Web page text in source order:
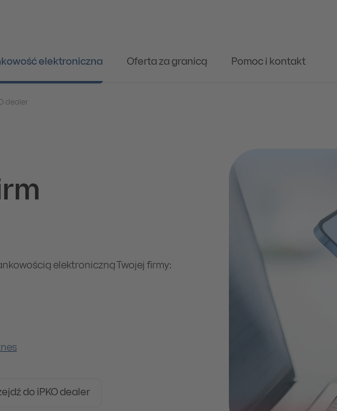
elektroniczna Oferta za granicą Pomoc i kontakt
dealer
elektroniczną Twojej firmy:
do iPKO dealer